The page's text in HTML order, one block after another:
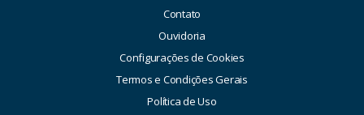
Contato
Ouvidoria
Configurações de Cookies
Termos e Condições Gerais
Política de Uso